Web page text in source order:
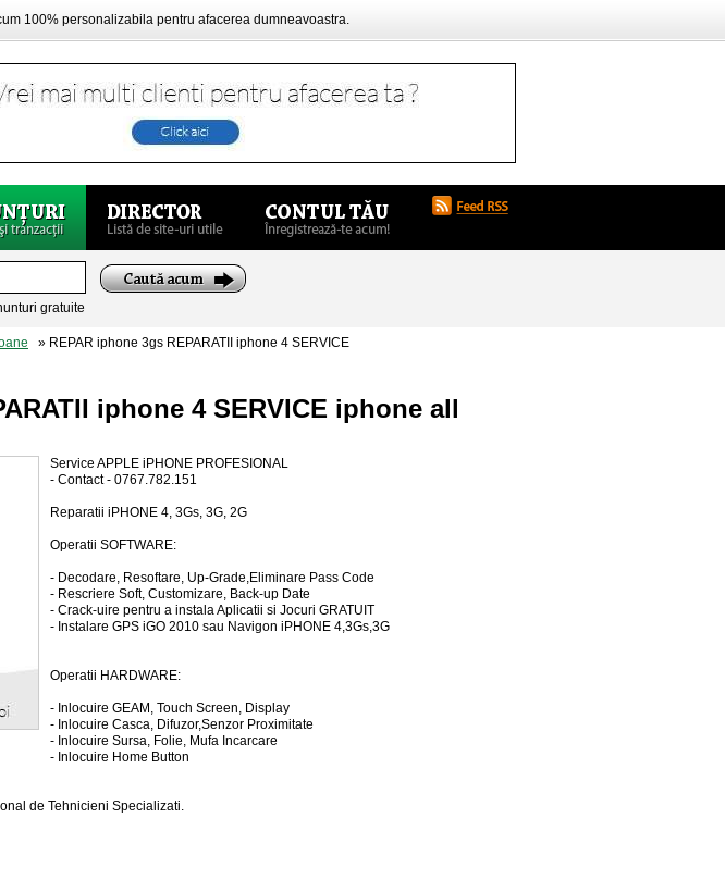
100% personalizabila pentru afacerea dumneavoastra.
gratuite
» REPAR iphone 3gs REPARATII iphone 4 SERVICE
iphone 4 SERVICE iphone all
Service APPLE iPHONE PROFESIONAL
- Contact - 0767.782.151
Reparatii iPHONE 4, 3Gs, 3G, 2G
Operatii SOFTWARE:
- Decodare, Resoftare, Up-Grade,Eliminare Pass Code
- Rescriere Soft, Customizare, Back-up Date
- Crack-uire pentru a instala Aplicatii si Jocuri GRATUIT
- Instalare GPS iGO 2010 sau Navigon iPHONE 4,3Gs,3G
Operatii HARDWARE:
- Inlocuire GEAM, Touch Screen, Display
- Inlocuire Casca, Difuzor,Senzor Proximitate
- Inlocuire Sursa, Folie, Mufa Incarcare
- Inlocuire Home Button
de Tehnicieni Specializati.